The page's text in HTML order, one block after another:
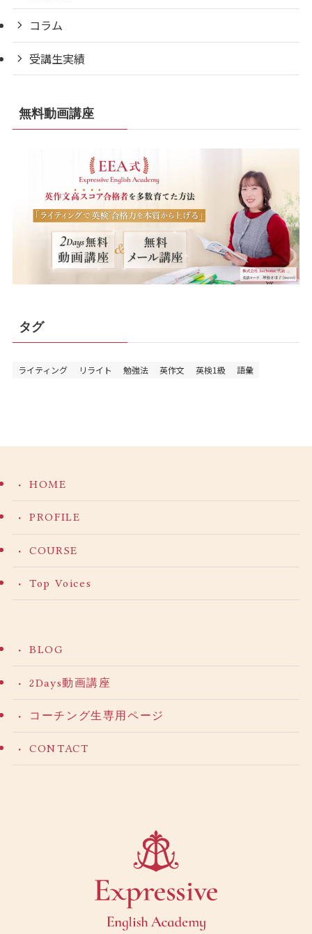
コラム
受講生実績
無料動画講座
タグ
ライティング リライト 勉強法 英作文 英検1級 語彙
HOME
PROFILE
COURSE
Top Voices
BLOG
2Days動画講座
コーチング生専用ページ
CONTACT